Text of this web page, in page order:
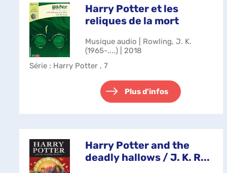
Harry Potter et les
reliques de la mort
Musique audio | Rowling, J. K.
(1965-....) | 2018
Série : Harry Potter , 7
Plus d'infos
Harry Potter and the
deadly hallows / J. K. R...